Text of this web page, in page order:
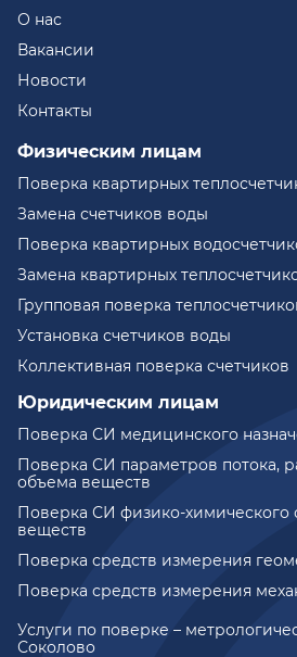
Услуги по поверке –
Соколово
О нас
Вакансии
Новости
Контакты
Физическим лицам
Поверка квартирных
Замена счетчиков воды
Поверка квартирных
Замена квартирных
Групповая поверка
Установка счетчиков воды
Коллективная поверка счетчиков
Юридическим лицам
Поверка СИ медицинского
Поверка СИ параметров потока,
объема веществ
Поверка СИ физико-химического
веществ
Поверка средств измерения
Поверка средств измерения